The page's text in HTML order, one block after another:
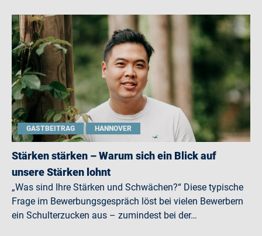
GASTBEITRAG HANNOVER
Stärken stärken – Warum sich ein Blick auf
unsere Stärken lohnt
„Was sind Ihre Stärken und Schwächen?“ Diese typische
Frage im Bewerbungsgespräch löst bei vielen Bewerbern
ein Schulterzucken aus – zumindest bei der…